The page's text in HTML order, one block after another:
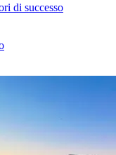
di successo